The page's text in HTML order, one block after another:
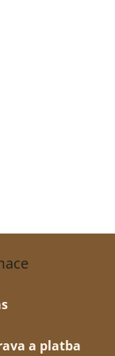
a platba